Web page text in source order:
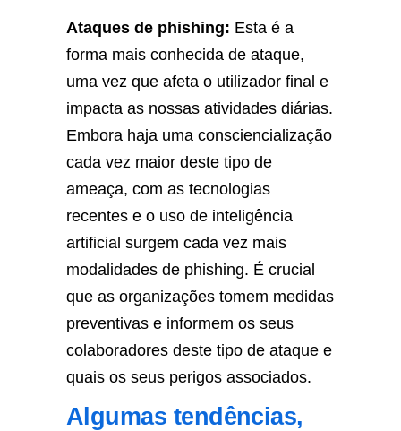
Ataques de phishing: Esta é a
forma mais conhecida de ataque,
uma vez que afeta o utilizador final e
impacta as nossas atividades diárias.
Embora haja uma consciencialização
cada vez maior deste tipo de
ameaça, com as tecnologias
recentes e o uso de inteligência
artificial surgem cada vez mais
modalidades de phishing. É crucial
que as organizações tomem medidas
preventivas e informem os seus
colaboradores deste tipo de ataque e
quais os seus perigos associados.
Algumas tendências,